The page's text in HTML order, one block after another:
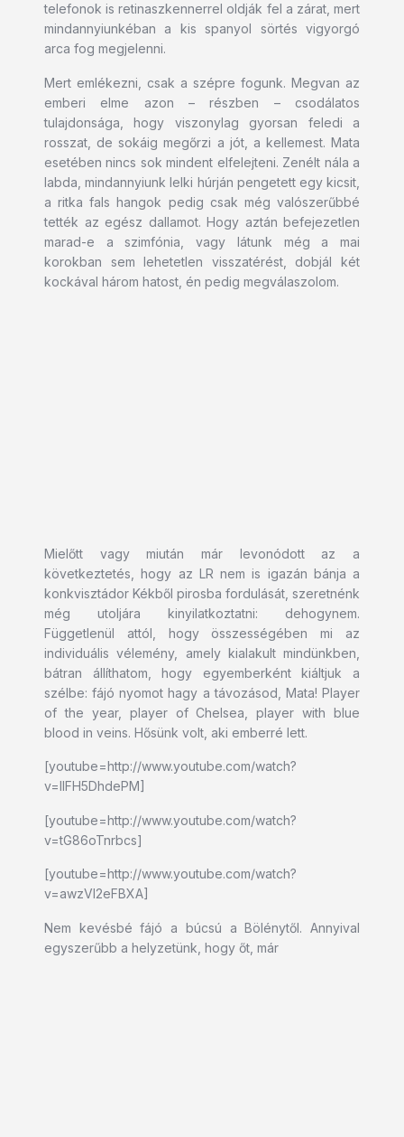
telefonok is retinaszkennerrel oldják fel a zárat, mert
mindannyiunkéban a kis spanyol sörtés vigyorgó
arca fog megjelenni.
Mert emlékezni, csak a szépre fogunk. Megvan az
emberi elme azon – részben – csodálatos
tulajdonsága, hogy viszonylag gyorsan feledi a
rosszat, de sokáig megőrzi a jót, a kellemest. Mata
esetében nincs sok mindent elfelejteni. Zenélt nála a
labda, mindannyiunk lelki húrján pengetett egy kicsit,
a ritka fals hangok pedig csak még valószerűbbé
tették az egész dallamot. Hogy aztán befejezetlen
marad-e a szimfónia, vagy látunk még a mai
korokban sem lehetetlen visszatérést, dobjál két
kockával három hatost, én pedig megválaszolom.
Mielőtt vagy miután már levonódott az a
következtetés, hogy az LR nem is igazán bánja a
konkvisztádor Kékből pirosba fordulását, szeretnénk
még utoljára kinyilatkoztatni: dehogynem.
Függetlenül attól, hogy összességében mi az
individuális vélemény, amely kialakult mindünkben,
bátran állíthatom, hogy egyemberként kiáltjuk a
szélbe: fájó nyomot hagy a távozásod, Mata! Player
of the year, player of Chelsea, player with blue
blood in veins. Hősünk volt, aki emberré lett.
[youtube=http://www.youtube.com/watch?
v=lIFH5DhdePM]
[youtube=http://www.youtube.com/watch?
v=tG86oTnrbcs]
[youtube=http://www.youtube.com/watch?
v=awzVI2eFBXA]
Nem kevésbé fájó a búcsú a Bölénytől. Annyival
egyszerűbb a helyzetünk, hogy őt, már